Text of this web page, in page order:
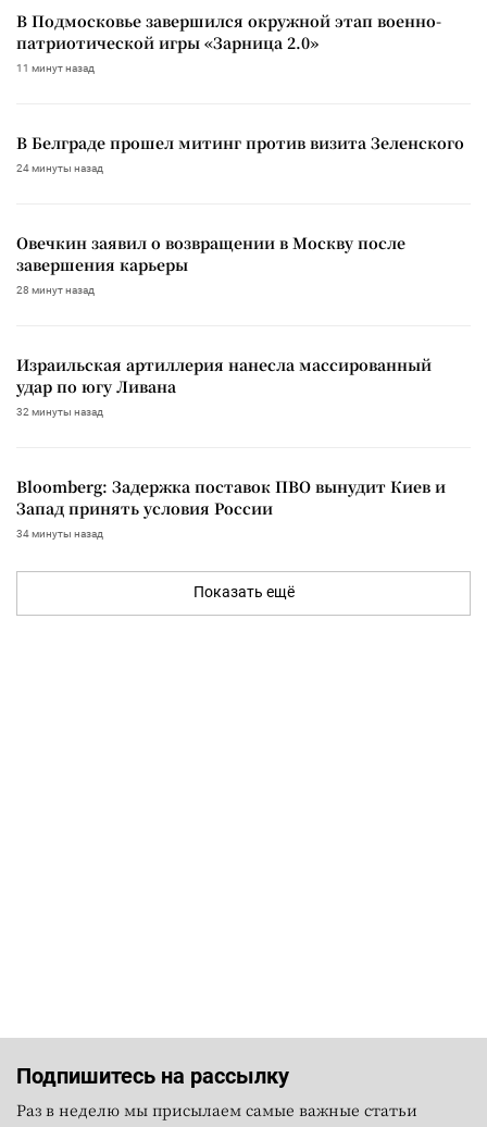
В Подмосковье завершился окружной этап военно-
патриотической игры «Зарница 2.0»
11 минут назад
В Белграде прошел митинг против визита Зеленского
24 минуты назад
Овечкин заявил о возвращении в Москву после
завершения карьеры
28 минут назад
Израильская артиллерия нанесла массированный
удар по югу Ливана
32 минуты назад
Bloomberg: Задержка поставок ПВО вынудит Киев и
Запад принять условия России
34 минуты назад
Показать ещё
Подпишитесь на рассылку
Раз в неделю мы присылаем самые важные статьи